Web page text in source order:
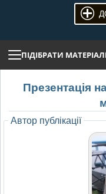
ПІДІБРАТИ
Презентація
Автор публікації